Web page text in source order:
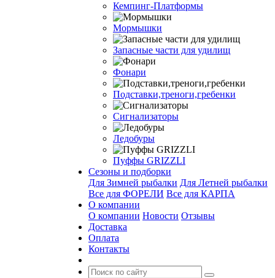
Кемпинг-Платформы
Мормышки
Запасные части для удилищ
Фонари
Подставки,треноги,гребенки
Сигнализаторы
Ледобуры
Пуффы GRIZZLI
Сезоны и подборки
Для Зимней рыбалки Для Летней рыбалки
Все для ФОРЕЛИ Все для КАРПА
О компании
О компании Новости Отзывы
Доставка
Оплата
Контакты